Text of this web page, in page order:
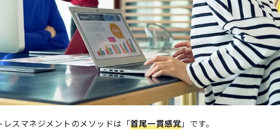
スマネジメントのメソッドは「首尾一貫感覚」です。